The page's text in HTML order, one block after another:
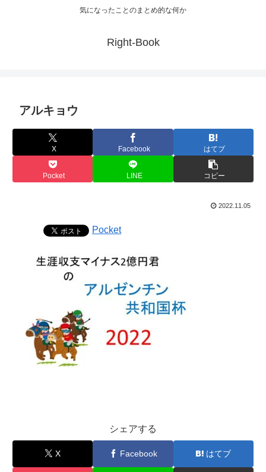
気になったことのまとめ的な何か
Right-Book
アルキョウ
X Facebook はてブ
Pocket LINE コピー
2022.11.05
Pocket
シェアする
X Facebook はてブ